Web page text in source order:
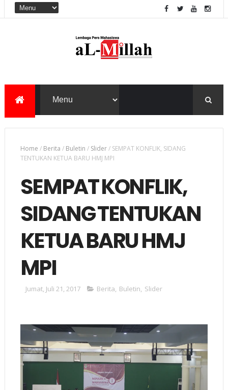
Home / Berita / Buletin / Slider/ SEMPAT KONFLIK, SIDANG
TENTUKAN KETUA BARU HMJ MPI
SEMPAT KONFLIK,
SIDANG TENTUKAN
KETUA BARU HMJ
MPI
Jumat, Juli 21, 2017 Berita, Buletin, Slider